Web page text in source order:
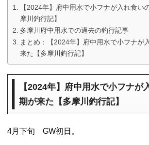
【2024年】府中用水で小フナが入れ食い
摩川釣行記】
多摩川府中用水での過去の釣行記事
まとめ：【2024年】府中用水で小フナが
来た【多摩川釣行記】
【2024年】府中用水で小フナが
期が来た【多摩川釣行記】
4月下旬 GW初日。